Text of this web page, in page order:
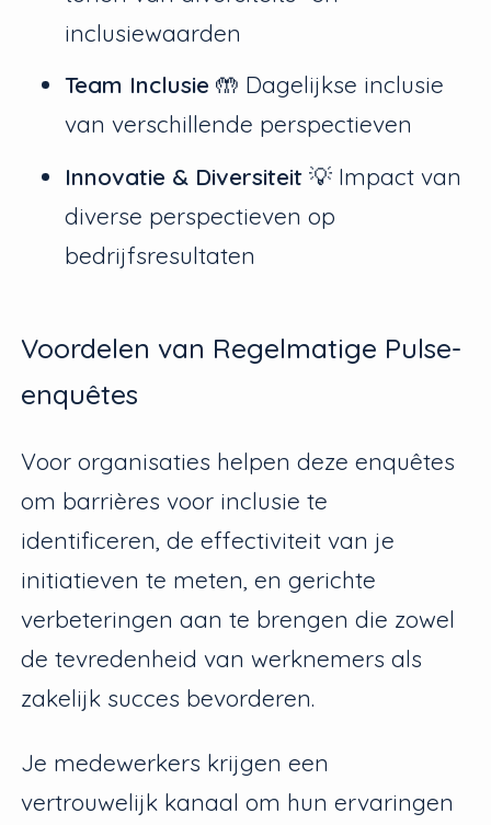
inclusiewaarden
Team Inclusie 🤲 Dagelijkse inclusie
van verschillende perspectieven
Innovatie & Diversiteit 💡 Impact van
diverse perspectieven op
bedrijfsresultaten
Voordelen van Regelmatige Pulse-
enquêtes
Voor organisaties helpen deze enquêtes
om barrières voor inclusie te
identificeren, de effectiviteit van je
initiatieven te meten, en gerichte
verbeteringen aan te brengen die zowel
de tevredenheid van werknemers als
zakelijk succes bevorderen.
Je medewerkers krijgen een
vertrouwelijk kanaal om hun ervaringen